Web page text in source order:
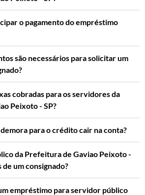
o pagamento do empréstimo
são necessários para solicitar um
cobradas para os servidores da
Peixoto - SP?
para o crédito cair na conta?
da Prefeitura de Gaviao Peixoto -
um consignado?
empréstimo para servidor público